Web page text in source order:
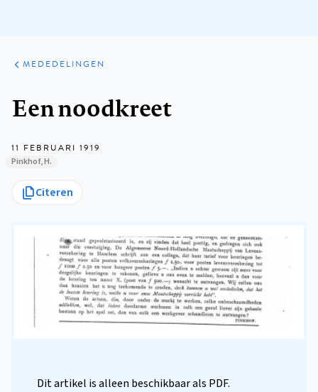
ARTIKELEN
VARIA
MEDEDELINGEN
Een noodkreet
11 FEBRUARI 1919
Pinkhof, H.
Citeren
Dit artikel is alleen beschikbaar als PDF.